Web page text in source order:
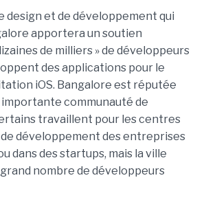
design et de développement qui
apportera un soutien
de milliers » de développeurs
des applications pour le
iOS. Bangalore est réputée
communauté de
travaillent pour les centres
développement des entreprises
dans des startups, mais la ville
nombre de développeurs